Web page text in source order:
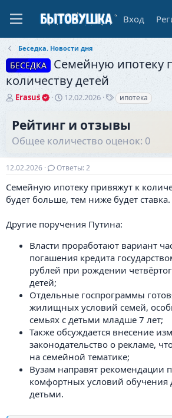
Вход
Беседка. Новости дня
БЕСЕДКА
Семейную ипотеку
количеству детей
А
о
р
е
м
Erasus
Д
н
ч
а
а
12.02.2026
Т
и
ипотека
Рейтинг и отзывы
Общее количество оценок: 0
12.02.2026 Ответы: 2
Семейную ипотеку привяжут к
будет больше, тем ниже будет ставка.
Другие поручения Путина:
Власти проработают вариант
погашения кредита
рублей при рождении
детей;
Отдельные госпрограммы
жилищных условий семей,
семьях с детьми младше 7 лет;
Также обсуждается внесение
законодательство о рекламе,
на семейной тематике;
Вузам направят рекомендации
комфортных условий обучения
детьми.